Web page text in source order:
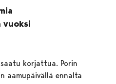
vuoksi
korjattua. Porin
aamupäivällä ennalta